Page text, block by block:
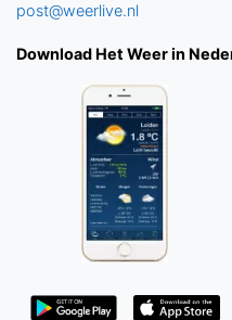
post@weerlive.nl
Download Het Weer in